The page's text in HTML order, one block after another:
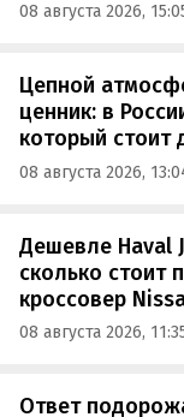
08 августа 2026,
Цепной
ценник: в
который стоит
08 августа 2026,
Дешевле Haval
сколько стоит
кроссовер
08 августа 2026,
Ответ